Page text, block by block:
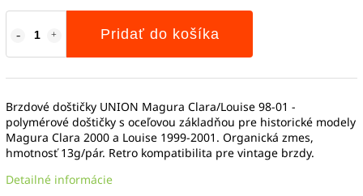
Pridať do košíka
Brzdové doštičky UNION Magura Clara/Louise 98-01 -
polymérové doštičky s oceľovou základňou pre historické modely
Magura Clara 2000 a Louise 1999-2001. Organická zmes,
hmotnosť 13g/pár. Retro kompatibilita pre vintage brzdy.
Detailné informácie